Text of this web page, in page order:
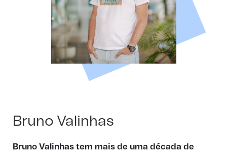
Bruno Valinhas
Bruno Valinhas tem mais de uma década de